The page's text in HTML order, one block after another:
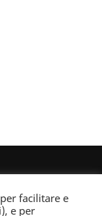
facilitare e
e per